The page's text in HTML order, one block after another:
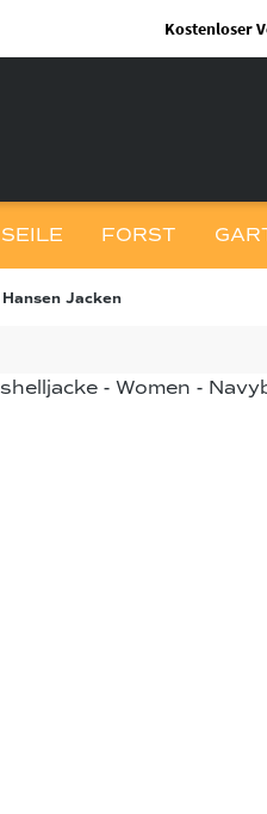
Kostenloser
SEILE FORST
Jacken